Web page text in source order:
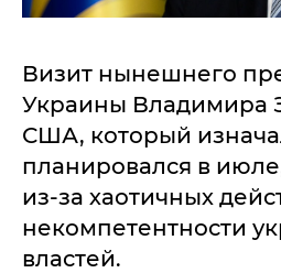
Визит нынешнего
Украины Владимира
США, который
планировался в
из-за хаотичных
некомпетентности
властей.